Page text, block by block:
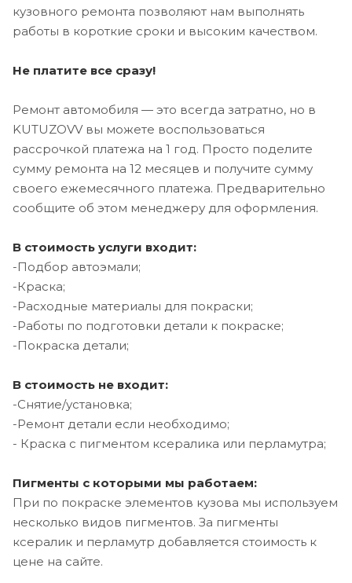
кузовного ремонта позволяют нам выполнять
работы в короткие сроки и высоким качеством.
Не платите все сразу!
Ремонт автомобиля — это всегда затратно, но в
KUTUZOVV вы можете воспользоваться
рассрочкой платежа на 1 год. Просто поделите
сумму ремонта на 12 месяцев и получите сумму
своего ежемесячного платежа. Предварительно
сообщите об этом менеджеру для оформления.
В стоимость услуги входит:
-Подбор автоэмали;
-Краска;
-Расходные материалы для покраски;
-Работы по подготовки детали к покраске;
-Покраска детали;
В стоимость не входит:
-Снятие/установка;
-Ремонт детали если необходимо;
- Краска с пигментом ксералика или перламутра;
Пигменты с которыми мы работаем:
При по покраске элементов кузова мы используем
несколько видов пигментов. За пигменты
ксералик и перламутр добавляется стоимость к
цене на сайте.